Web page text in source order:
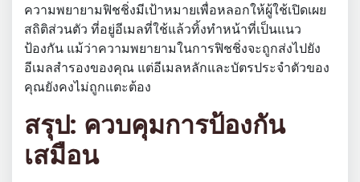
ความพยายามฟิชชิ่งมีเป้าหมายเพื่อหลอกให้ผู้ใช้เปิดเผย
สถิติส่วนตัว ที่อยู่อีเมลที่ใช้แล้วทิ้งทำหน้าที่เป็นแนว
ป้องกัน แม้ว่าความพยายามในการฟิชชิ่งจะถูกส่งไปยัง
อีเมลสำรองของคุณ แต่อีเมลหลักและบัตรประจำตัวของ
คุณยังคงไม่ถูกแตะต้อง
สรุป: ควบคุมการป้องกัน
เสมือน